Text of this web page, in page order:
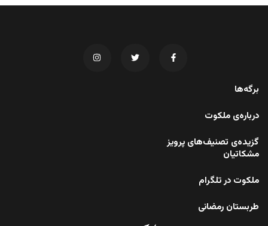
برگه‌ها
درباره‌ی ملکوت
گزیده‌ی تصنیف‌های پرویز
مشکاتیان
ملکوت در تلگرام
طربستان رمضانی